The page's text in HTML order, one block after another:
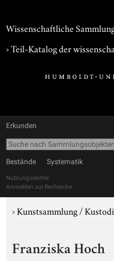
Wissenschaftliche
› Teil-Katalog der
Erkunden
Bestände Systematik
Nutzungsrechte
Anmelden zur Recherche
›Kunstsammlung /
Franziska Hoch